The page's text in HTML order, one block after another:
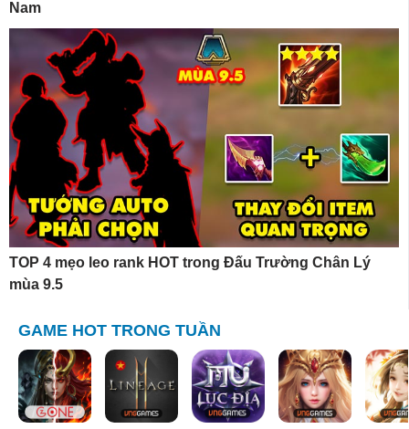
Nam
TOP 4 mẹo leo rank HOT trong Đấu Trường Chân Lý
mùa 9.5
GAME HOT TRONG TUẦN